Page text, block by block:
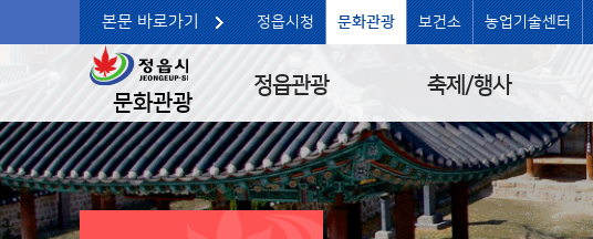
본문 바로가기 정읍시청 문화관광 보건소 농업기술센터
문화관광
정읍관광 축제/행사